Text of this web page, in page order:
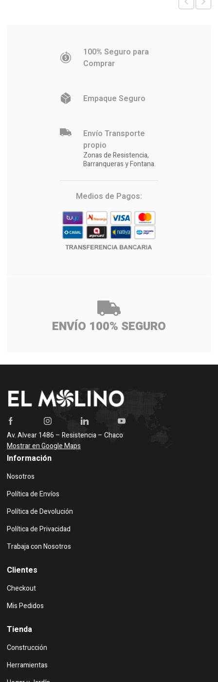
100% Seguro para
Comprar
Empaque Seguro
Envío Transporte
propio
Zonas de Resistencia,
Barranqueras y Fontana.
Medios de Pagos:
ENVÍO 100% SEGURO
Av. Alvear 1486 – Resistencia – Chaco
Mostrar en Google Maps
Información
Nosotros
Política de Envíos
Política de Devolución
Política de Privacidad
Trabaja con Nosotros
Clientes
Checkout
Mis Pedidos
Tienda
Construcción
Herramientas